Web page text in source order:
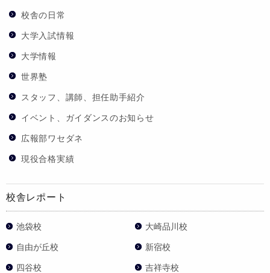
校舎の日常
大学入試情報
大学情報
世界塾
スタッフ、講師、担任助手紹介
イベント、ガイダンスのお知らせ
広報部ワセダネ
現役合格実績
校舎レポート
池袋校 大崎品川校
自由が丘校 新宿校
四谷校 吉祥寺校